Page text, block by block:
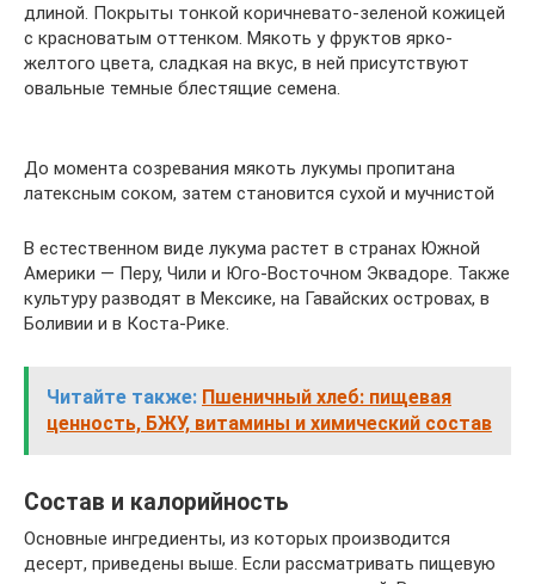
длиной. Покрыты тонкой коричневато-зеленой кожицей
с красноватым оттенком. Мякоть у фруктов ярко-
желтого цвета, сладкая на вкус, в ней присутствуют
овальные темные блестящие семена.
До момента созревания мякоть лукумы пропитана
латексным соком, затем становится сухой и мучнистой
В естественном виде лукума растет в странах Южной
Америки — Перу, Чили и Юго-Восточном Эквадоре. Также
культуру разводят в Мексике, на Гавайских островах, в
Боливии и в Коста-Рике.
Читайте также: Пшеничный хлеб: пищевая
ценность, БЖУ, витамины и химический состав
Состав и калорийность
Основные ингредиенты, из которых производится
десерт, приведены выше. Если рассматривать пищевую